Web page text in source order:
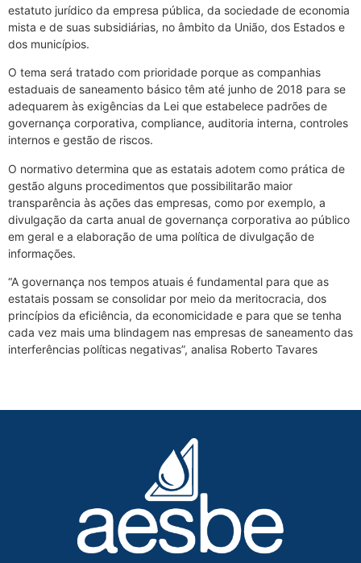
estatuto jurídico da empresa pública, da sociedade de economia
mista e de suas subsidiárias, no âmbito da União, dos Estados e
dos municípios.
O tema será tratado com prioridade porque as companhias
estaduais de saneamento básico têm até junho de 2018 para se
adequarem às exigências da Lei que estabelece padrões de
governança corporativa, compliance, auditoria interna, controles
internos e gestão de riscos.
O normativo determina que as estatais adotem como prática de
gestão alguns procedimentos que possibilitarão maior
transparência às ações das empresas, como por exemplo, a
divulgação da carta anual de governança corporativa ao público
em geral e a elaboração de uma política de divulgação de
informações.
“A governança nos tempos atuais é fundamental para que as
estatais possam se consolidar por meio da meritocracia, dos
princípios da eficiência, da economicidade e para que se tenha
cada vez mais uma blindagem nas empresas de saneamento das
interferências políticas negativas”, analisa Roberto Tavares